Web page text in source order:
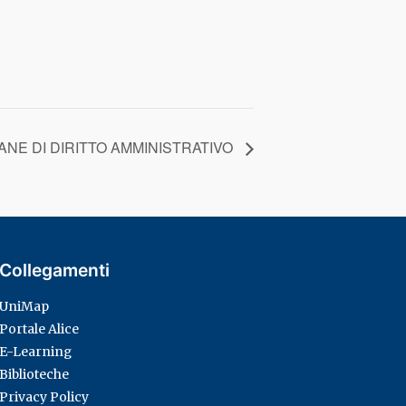
DI DIRITTO AMMINISTRATIVO
Collegamenti
UniMap
Portale Alice
E-Learning
Biblioteche
Privacy Policy